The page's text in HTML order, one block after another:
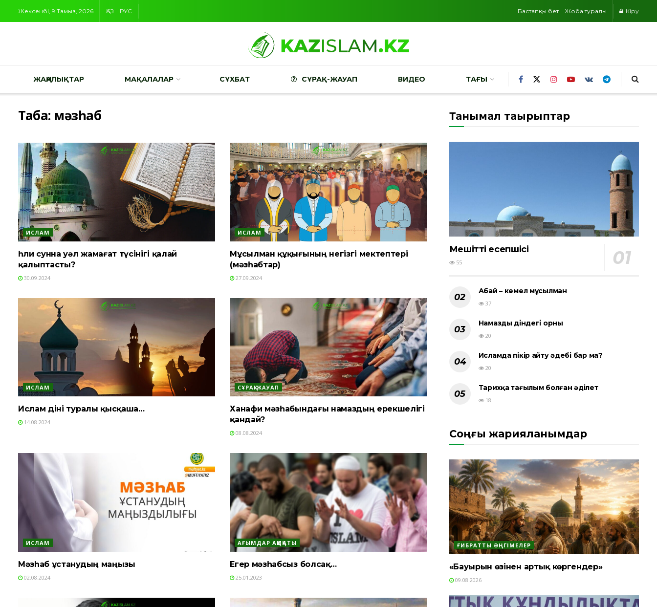
Жексенбі, 9 Тамыз, 2026 ҚАЗ РУС Бастапқы бет Жоба туралы Кіру
ЖАҢАЛЫҚТАР МАҚАЛАЛАР СҰХБАТ СҰРАҚ-ЖАУАП ВИДЕО ТАҒЫ
Таңба: мәзһаб
ИСЛАМ
Әһли сунна уәл жамағат түсінігі қалай
қалыптасты?
30.09.2024
ИСЛАМ
Мұсылман құқығының негізгі мектептері
(мәзһабтар)
27.09.2024
ИСЛАМ
Ислам діні туралы қысқаша…
14.08.2024
СҰРАҚ-ЖАУАП
Ханафи мәзһабындағы намаздың ерекшелігі
қандай?
08.08.2024
ИСЛАМ
Мәзһаб ұстанудың маңызы
02.08.2024
АҒЫМДАР АҚИҚАТЫ
Егер мәзһабсыз болсақ…
25.01.2023
Танымал тақырыптар
Мешіттің есепшісі
55
Абай – кемел мұсылман
37
Намаздың діндегі орны
20
Исламда пікір айту әдебі бар ма?
20
Тарихқа тағылым болған әділет
18
Соңғы жарияланымдар
ҒИБРАТТЫ ӘҢГІМЕЛЕР
«Бауырын өзінен артық көргендер»
09.08.2026